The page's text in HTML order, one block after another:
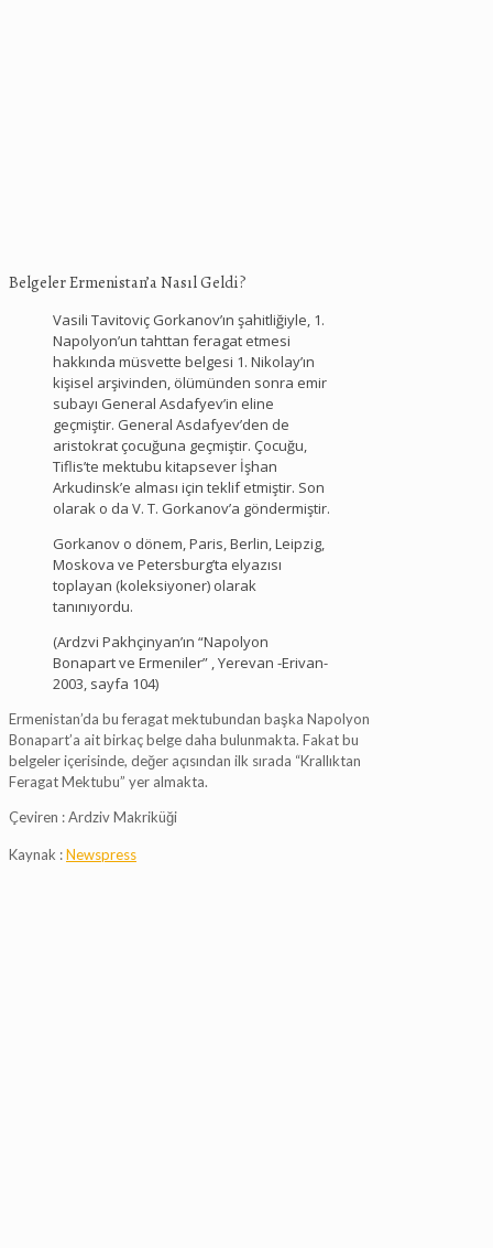
Belgeler Ermenistan’a Nasıl Geldi?
Vasili Tavitoviç Gorkanov’ın şahitliğiyle, 1.
Napolyon’un tahttan feragat etmesi
hakkında müsvette belgesi 1. Nikolay’ın
kişisel arşivinden, ölümünden sonra emir
subayı General Asdafyev’in eline
geçmiştir. General Asdafyev’den de
aristokrat çocuğuna geçmiştir. Çocuğu,
Tiflis’te mektubu kitapsever İşhan
Arkudinsk’e alması için teklif etmiştir. Son
olarak o da V. T. Gorkanov’a göndermiştir.
Gorkanov o dönem, Paris, Berlin, Leipzig,
Moskova ve Petersburg’ta elyazısı
toplayan (koleksiyoner) olarak
tanınıyordu.
(Ardzvi Pakhçinyan’ın “Napolyon
Bonapart ve Ermeniler” , Yerevan -Erivan-
2003, sayfa 104)
Ermenistan’da bu feragat mektubundan başka Napolyon
Bonapart’a ait birkaç belge daha bulunmakta. Fakat bu
belgeler içerisinde, değer açısından ilk sırada “Krallıktan
Feragat Mektubu” yer almakta.
Çeviren : Ardziv Makriküği
Kaynak :Newspress